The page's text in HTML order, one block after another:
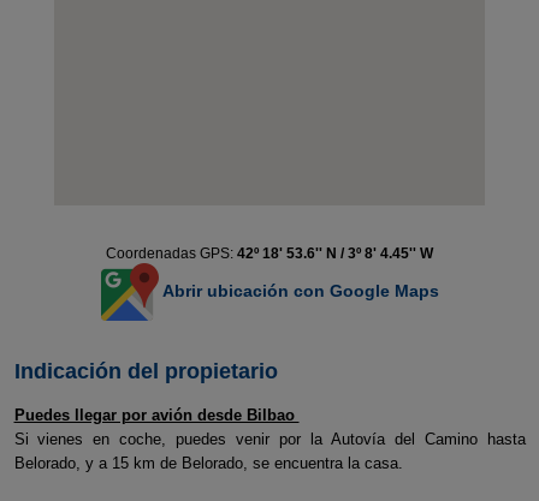
Coordenadas GPS: 42º 18' 53.6'' N / 3º 8' 4.45'' W
Abrir ubicación con Google Maps
Indicación del propietario
Puedes llegar por avión desde Bilbao
Si vienes en coche, puedes venir por la Autovía del Camino hasta
Belorado, y a 15 km de Belorado, se encuentra la casa.